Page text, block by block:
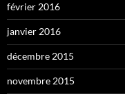
février 2016
janvier 2016
décembre 2015
novembre 2015